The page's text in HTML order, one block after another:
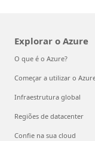
Explorar o Azure
O que é o Azure?
Começar a utilizar o
Infraestrutura global
Regiões de datacenter
Confie na sua cloud